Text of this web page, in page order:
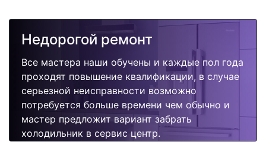
Недорогой ремонт
Все мастера наши обучены и каждые пол года
проходят повышение квалификации, в случае
серьезной неисправности возможно
потребуется больше времени чем обычно и
мастер предложит вариант забрать
холодильник в сервис центр.